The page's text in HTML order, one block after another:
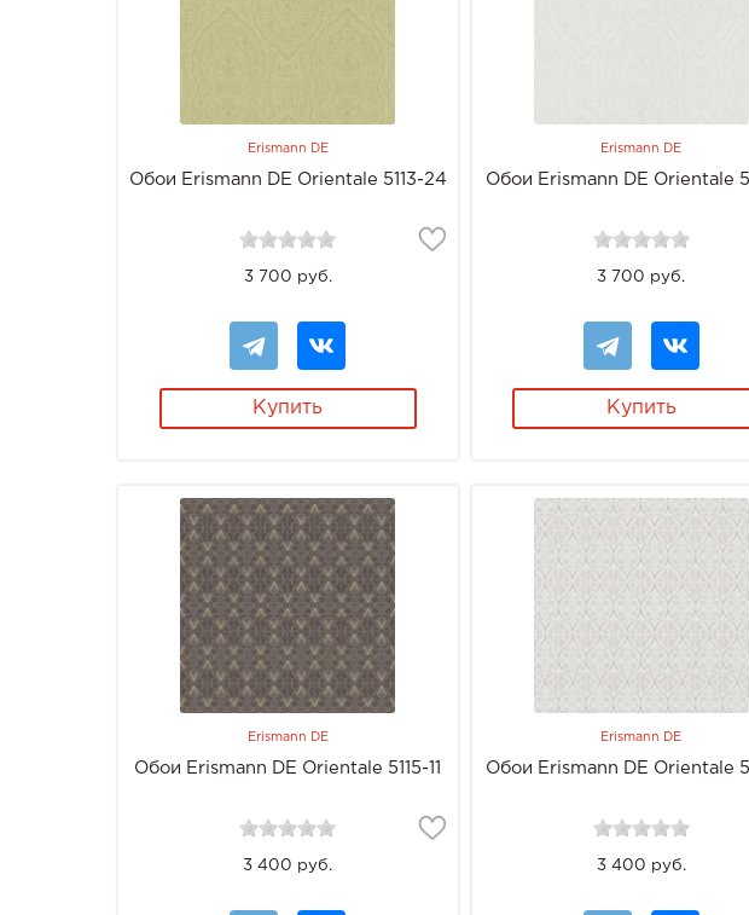
Erismann DE
Обои Erismann DE Orientale 5113-24
3 700 руб.
Купить
Erismann DE
Обои Erismann DE Orientale
3 700 руб.
Купить
Erismann DE
Обои Erismann DE Orientale 5115-11
3 400 руб.
Erismann DE
Обои Erismann DE Orientale
3 400 руб.